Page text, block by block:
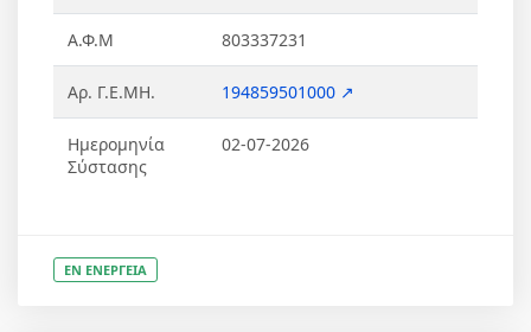
Α.Φ.Μ 803337231
Αρ. Γ.Ε.ΜΗ. 194859501000 ↗
Ημερομηνία
Σύστασης
02-07-2026
ΕΝ ΕΝΕΡΓΕΙΑ